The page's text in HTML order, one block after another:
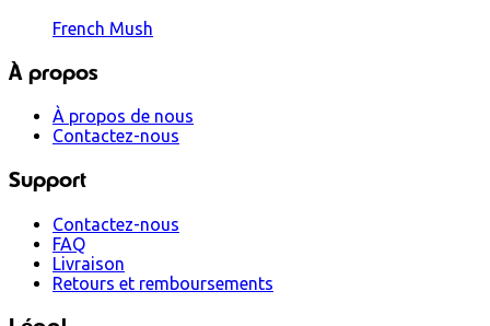
French Mush
À propos
À propos de nous
Contactez-nous
Support
Contactez-nous
FAQ
Livraison
Retours et remboursements